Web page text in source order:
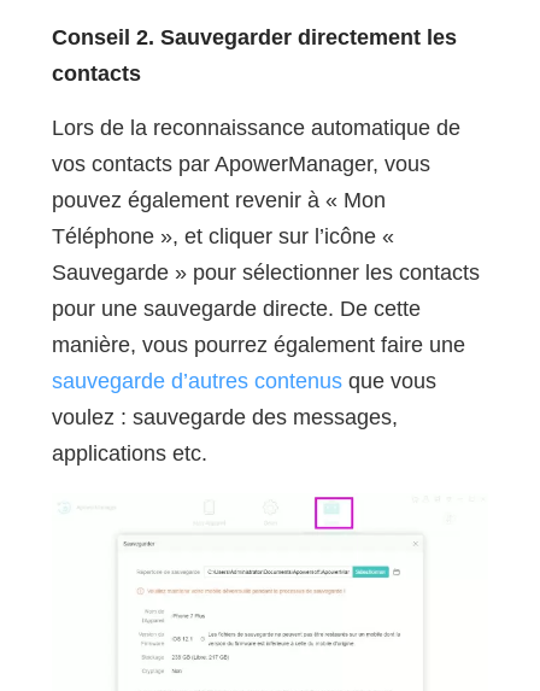
Conseil 2. Sauvegarder directement les
contacts
Lors de la reconnaissance automatique de
vos contacts par ApowerManager, vous
pouvez également revenir à « Mon
Téléphone », et cliquer sur l’icône «
Sauvegarde » pour sélectionner les contacts
pour une sauvegarde directe. De cette
manière, vous pourrez également faire une
sauvegarde d’autres contenusque vous
voulez : sauvegarde des messages,
applications etc.